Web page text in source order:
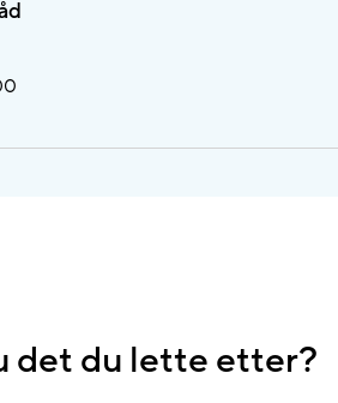
det du lette etter?